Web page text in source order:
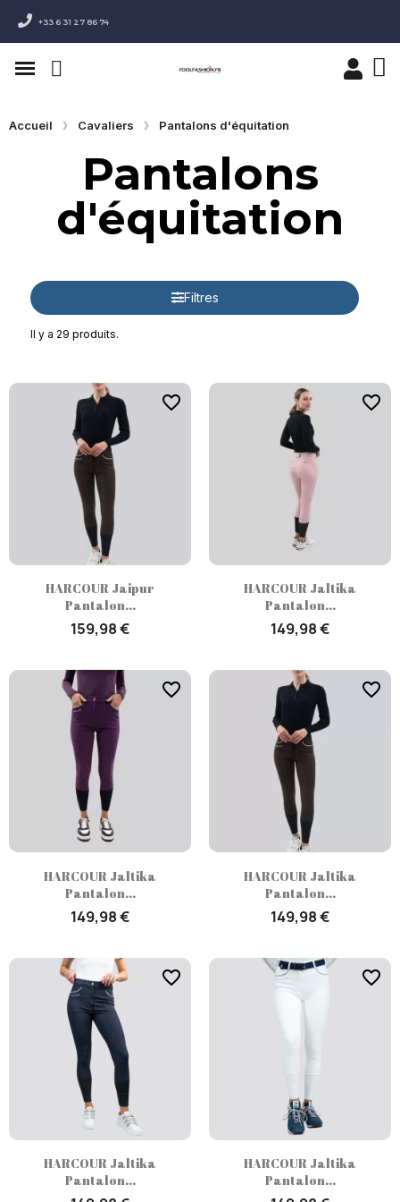
+33 6 31 27 86 74
Accueil Cavaliers Pantalons d'équitation
Pantalons
d'équitation
Il y a 29 produits.
Filtres
HARCOUR Jaipur
Pantalon...
159,98 €
favorite_border
HARCOUR Jaltika
Pantalon...
149,98 €
favorite_border
HARCOUR Jaltika
Pantalon...
149,98 €
favorite_border
HARCOUR Jaltika
Pantalon...
149,98 €
favorite_border
HARCOUR Jaltika
Pantalon...
favorite_border
HARCOUR Jaltika
Pantalon...
favorite_border